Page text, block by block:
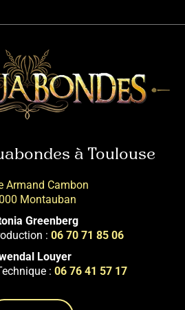
à Toulouse
Armand Cambon
Montauban
Greenberg
: 06 70 71 85 06
Louyer
: 06 76 41 57 17